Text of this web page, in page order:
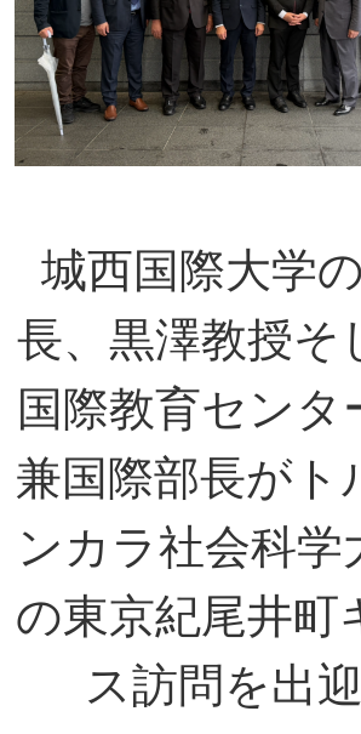
城西国際大学
長、黒澤教授そ
国際教育センタ
兼国際部長がト
ンカラ社会科学
の東京紀尾井町
ス訪問を出